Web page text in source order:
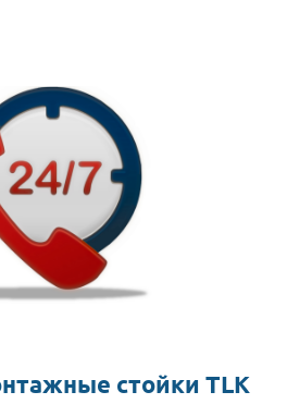
стойки TLK